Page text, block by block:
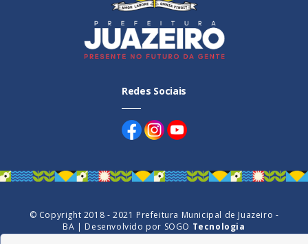
Redes Sociais
© Copyright 2018 - 2021 Prefeitura Municipal de Juazeiro -
BA | Desenvolvido por SOGO Tecnologia